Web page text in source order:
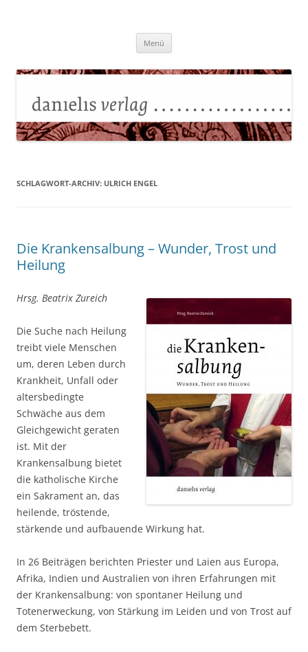
Menü
SCHLAGWORT-ARCHIV: ULRICH ENGEL
Die Krankensalbung – Wunder, Trost und
Heilung
Hrsg. Beatrix Zureich
Die Suche nach Heilung
treibt viele Menschen
um, deren Leben durch
Krankheit, Unfall oder
altersbedingte
Schwäche aus dem
Gleichgewicht geraten
ist. Mit der
Krankensalbung bietet
die katholische Kirche
ein Sakrament an, das
heilende, tröstende,
stärkende und aufbauende Wirkung hat.
In 26 Beiträgen berichten Priester und Laien aus Europa,
Afrika, Indien und Australien von ihren Erfahrungen mit
der Krankensalbung: von spontaner Heilung und
Totenerweckung, von Stärkung im Leiden und von Trost auf
dem Sterbebett.